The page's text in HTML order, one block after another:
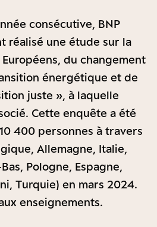
consécutive, BNP
réalisé une étude sur la
du changement
énergétique et de
juste », à laquelle
Cette enquête a été
400 personnes à travers
Allemagne, Italie,
Pologne, Espagne,
Turquie) en mars 2024.
enseignements.